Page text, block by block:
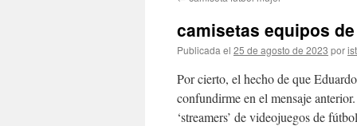
contenido
camisetas equipos
Publicada el 25 de agosto de 2023 por
Por cierto, el hecho de que
confundirme en el mensaje
‘streamers’ de videojuegos de